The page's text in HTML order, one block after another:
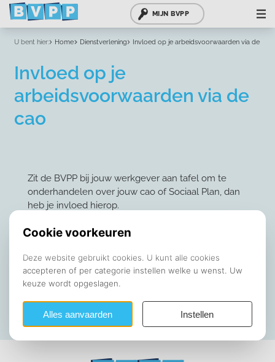
MIJN BVPP
U bent hier: Home Dienstverlening Invloed op je arbeidsvoorwaarden via de cao
Invloed op je
arbeidsvoorwaarden via de
cao
Zit de BVPP bij jouw werkgever aan tafel om te
onderhandelen over jouw cao of Sociaal Plan, dan
heb je invloed hierop.
Onder andere door te stemmen over het bereikte